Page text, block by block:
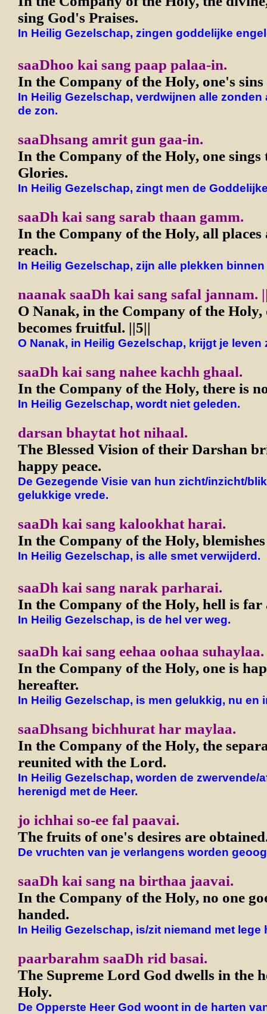
sing God's Praises.
In Heilig Gezelschap, zingen goddelijke
saaDhoo kai sang paap palaa-in.
In the Company of the Holy, one's
In Heilig Gezelschap, verdwijnen alle
de zon.
saaDhsang amrit gun gaa-in.
In the Company of the Holy, one
Glories.
In Heilig Gezelschap, zingt men de
saaDh kai sang sarab thaan gamm.
In the Company of the Holy, all
reach.
In Heilig Gezelschap, zijn alle plekken
naanak saaDh kai sang safal jannam.
O Nanak, in the Company of the Holy,
becomes fruitful. ||5||
O Nanak, in Heilig Gezelschap, krijgt je leven
saaDh kai sang nahee kachh ghaal.
In the Company of the Holy, there is
In Heilig Gezelschap, wordt niet geleden.
darsan bhaytat hot nihaal.
The Blessed Vision of their Darshan
happy peace.
De Gezegende Visie van hun zicht/inzicht/
gelukkige vrede.
saaDh kai sang kalookhat harai.
In the Company of the Holy,
In Heilig Gezelschap, is alle smet verwijderd.
saaDh kai sang narak parharai.
In the Company of the Holy, hell is far
In Heilig Gezelschap, is de hel ver weg.
saaDh kai sang eehaa oohaa suhaylaa.
In the Company of the Holy, one is
hereafter.
In Heilig Gezelschap, is men gelukkig, nu en
saaDhsang bichhurat har maylaa.
In the Company of the Holy, the
reunited with the Lord.
In Heilig Gezelschap, worden de zwervende/
herenigd met de Heer.
jo ichhai so-ee fal paavai.
The fruits of one's desires are
De vruchten van je verlangens worden
saaDh kai sang na birthaa jaavai.
In the Company of the Holy, no one
handed.
In Heilig Gezelschap, is/zit niemand met lege
paarbarahm saaDh rid basai.
The Supreme Lord God dwells in the
Holy.
De Opperste Heer God woont in de harten